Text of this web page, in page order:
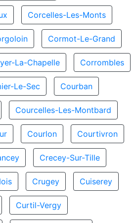
Corcelles-Les-Monts
Cormot-Le-Grand
La-Chapelle Corrombles
Le-Sec Courban
Courcelles-Les-Montbard
Courlon Courtivron
Crecey-Sur-Tille
Crugey Cuiserey
Curtil-Vergy